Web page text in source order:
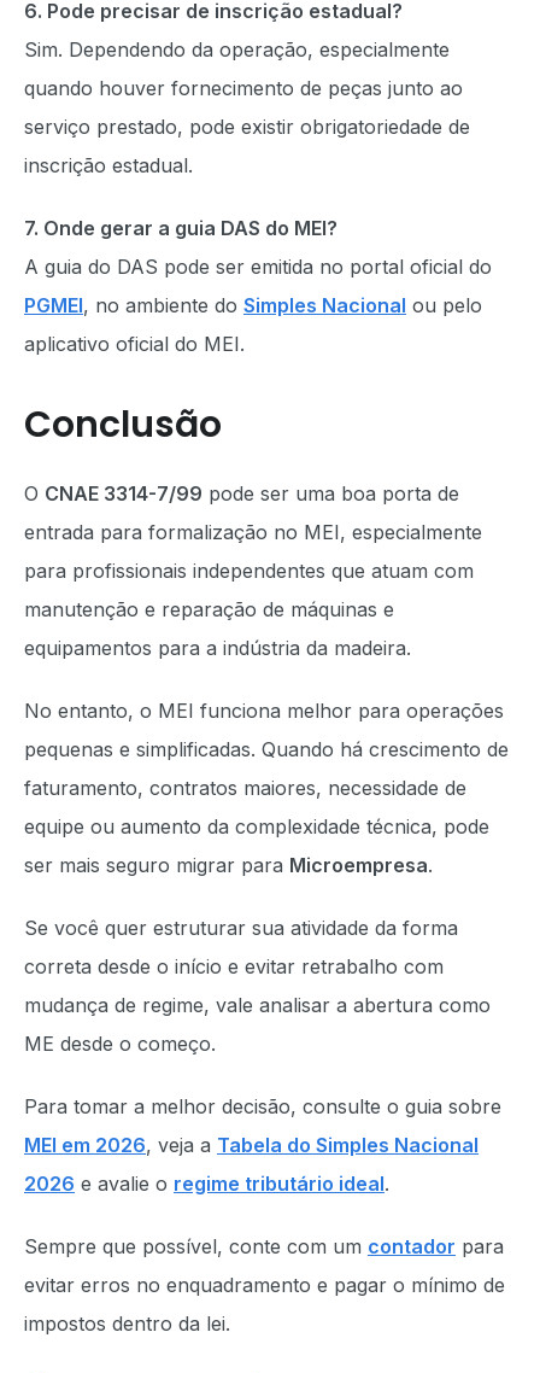
6. Pode precisar de inscrição estadual?
Sim. Dependendo da operação, especialmente
quando houver fornecimento de peças junto ao
serviço prestado, pode existir obrigatoriedade de
inscrição estadual.
7. Onde gerar a guia DAS do MEI?
A guia do DAS pode ser emitida no portal oficial do
PGMEI, no ambiente do Simples Nacional ou pelo
aplicativo oficial do MEI.
Conclusão
O CNAE 3314-7/99 pode ser uma boa porta de
entrada para formalização no MEI, especialmente
para profissionais independentes que atuam com
manutenção e reparação de máquinas e
equipamentos para a indústria da madeira.
No entanto, o MEI funciona melhor para operações
pequenas e simplificadas. Quando há crescimento de
faturamento, contratos maiores, necessidade de
equipe ou aumento da complexidade técnica, pode
ser mais seguro migrar para Microempresa.
Se você quer estruturar sua atividade da forma
correta desde o início e evitar retrabalho com
mudança de regime, vale analisar a abertura como
ME desde o começo.
Para tomar a melhor decisão, consulte o guia sobre
MEI em 2026, veja a Tabela do Simples Nacional
2026 e avalie o regime tributário ideal.
Sempre que possível, conte com um contador para
evitar erros no enquadramento e pagar o mínimo de
impostos dentro da lei.